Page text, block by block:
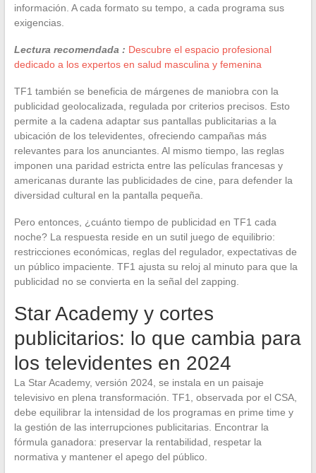
información. A cada formato su tempo, a cada programa sus
exigencias.
Lectura recomendada : Descubre el espacio profesional
dedicado a los expertos en salud masculina y femenina
TF1 también se beneficia de márgenes de maniobra con la
publicidad geolocalizada, regulada por criterios precisos. Esto
permite a la cadena adaptar sus pantallas publicitarias a la
ubicación de los televidentes, ofreciendo campañas más
relevantes para los anunciantes. Al mismo tiempo, las reglas
imponen una paridad estricta entre las películas francesas y
americanas durante las publicidades de cine, para defender la
diversidad cultural en la pantalla pequeña.
Pero entonces, ¿cuánto tiempo de publicidad en TF1 cada
noche? La respuesta reside en un sutil juego de equilibrio:
restricciones económicas, reglas del regulador, expectativas de
un público impaciente. TF1 ajusta su reloj al minuto para que la
publicidad no se convierta en la señal del zapping.
Star Academy y cortes
publicitarios: lo que cambia para
los televidentes en 2024
La Star Academy, versión 2024, se instala en un paisaje
televisivo en plena transformación. TF1, observada por el CSA,
debe equilibrar la intensidad de los programas en prime time y
la gestión de las interrupciones publicitarias. Encontrar la
fórmula ganadora: preservar la rentabilidad, respetar la
normativa y mantener el apego del público.